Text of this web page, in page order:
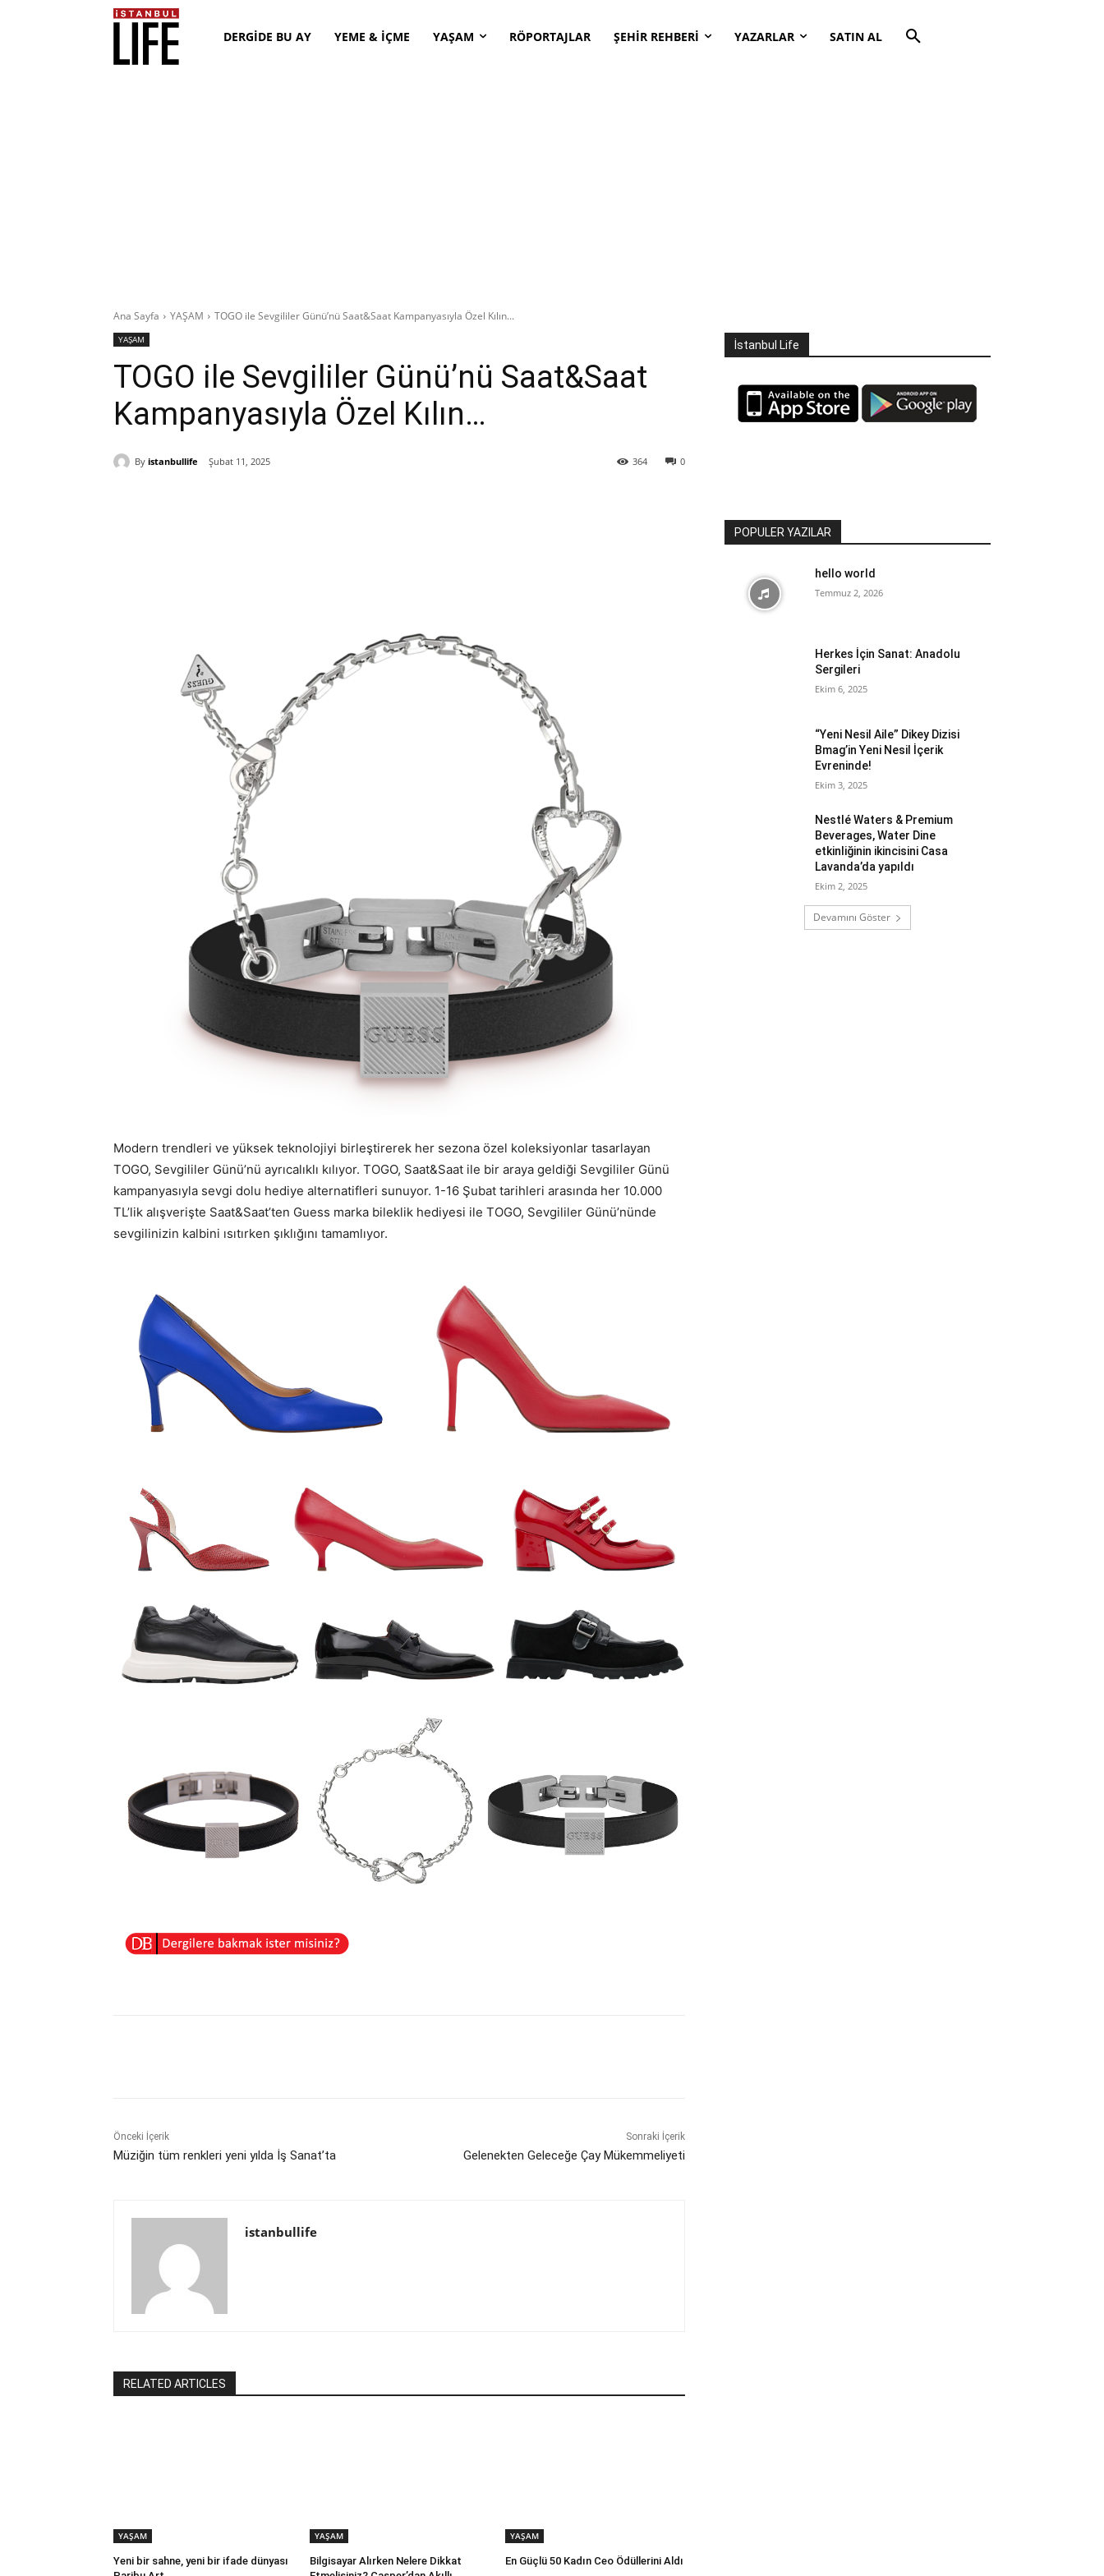
DERGİDE BU AY YEME & İÇME YAŞAM RÖPORTAJLAR ŞEHİR REHBERİ YAZARLAR SATIN AL
Ana Sayfa YAŞAM TOGO ile Sevgililer Günü’nü Saat&Saat Kampanyasıyla Özel Kılın...
YAŞAM
TOGO ile Sevgililer Günü’nü Saat&Saat
Kampanyasıyla Özel Kılın…
By istanbullife Şubat 11, 2025 0
364
Modern trendleri ve yüksek teknolojiyi birleştirerek her sezona özel koleksiyonlar tasarlayan
TOGO, Sevgililer Günü’nü ayrıcalıklı kılıyor. TOGO, Saat&Saat ile bir araya geldiği Sevgililer Günü
kampanyasıyla sevgi dolu hediye alternatifleri sunuyor. 1-16 Şubat tarihleri arasında her 10.000
TL’lik alışverişte Saat&Saat’ten Guess marka bileklik hediyesi ile TOGO, Sevgililer Günü’nünde
sevgilinizin kalbini ısıtırken şıklığını tamamlıyor.
Önceki İçerik
Müziğin tüm renkleri yeni yılda İş Sanat’ta
Sonraki İçerik
Gelenekten Geleceğe Çay Mükemmeliyeti
istanbullife
RELATED ARTICLES
YAŞAM
Yeni bir sahne, yeni bir ifade dünyası
YAŞAM
Bilgisayar Alırken Nelere Dikkat
YAŞAM
En Güçlü 50 Kadın Ceo Ödüllerini Aldı
İstanbul Life
POPULER YAZILAR
hello world
Temmuz 2, 2026
Herkes İçin Sanat: Anadolu
Sergileri
Ekim 6, 2025
“Yeni Nesil Aile” Dikey Dizisi
Bmag’in Yeni Nesil İçerik
Evreninde!
Ekim 3, 2025
Nestlé Waters & Premium
Beverages, Water Dine
etkinliğinin ikincisini Casa
Lavanda’da yapıldı
Ekim 2, 2025
Devamını Göster